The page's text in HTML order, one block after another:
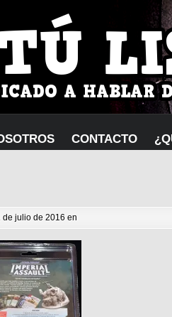
CONTACTO
de julio de 2016 en